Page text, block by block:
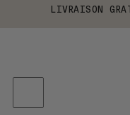
LIVRAISON